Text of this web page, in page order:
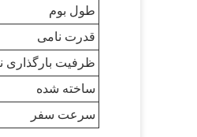
طول بوم
قدرت نامی
ظرفیت بارگذاری
ساخته شده
سرعت سفر